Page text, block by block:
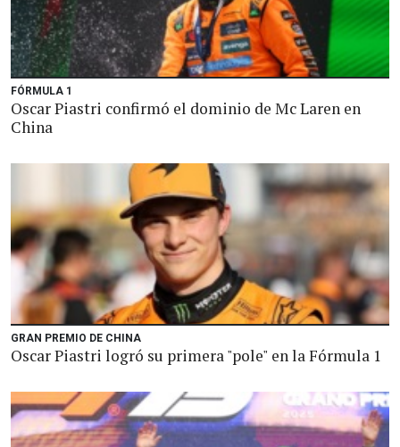
FÓRMULA 1
Oscar Piastri confirmó el dominio de Mc Laren en
China
GRAN PREMIO DE CHINA
Oscar Piastri logró su primera "pole" en la Fórmula 1